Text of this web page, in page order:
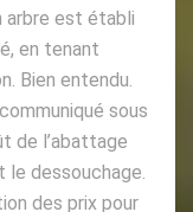
arbre est établi
en tenant
Bien entendu.
sous
de l’abattage
dessouchage.
des prix pour